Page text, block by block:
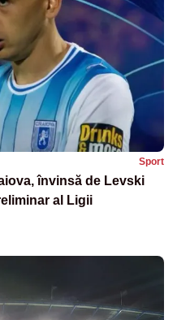
Sport
învinsă de Levski
al Ligii